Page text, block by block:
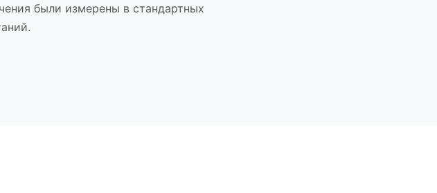
были измерены в стандартных